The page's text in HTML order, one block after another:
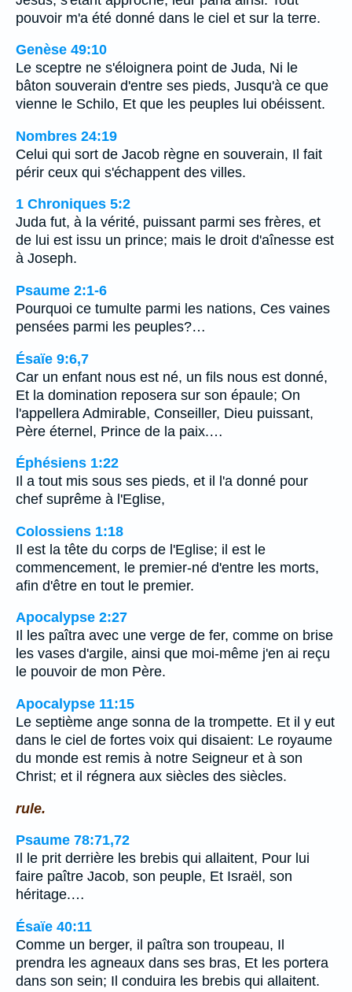
pouvoir m'a été donné dans le ciel et sur la terre.
Genèse 49:10
Le sceptre ne s'éloignera point de Juda, Ni le
bâton souverain d'entre ses pieds, Jusqu'à ce que
vienne le Schilo, Et que les peuples lui obéissent.
Nombres 24:19
Celui qui sort de Jacob règne en souverain, Il fait
périr ceux qui s'échappent des villes.
1 Chroniques 5:2
Juda fut, à la vérité, puissant parmi ses frères, et
de lui est issu un prince; mais le droit d'aînesse est
à Joseph.
Psaume 2:1-6
Pourquoi ce tumulte parmi les nations, Ces vaines
pensées parmi les peuples?…
Ésaïe 9:6,7
Car un enfant nous est né, un fils nous est donné,
Et la domination reposera sur son épaule; On
l'appellera Admirable, Conseiller, Dieu puissant,
Père éternel, Prince de la paix.…
Éphésiens 1:22
Il a tout mis sous ses pieds, et il l'a donné pour
chef suprême à l'Eglise,
Colossiens 1:18
Il est la tête du corps de l'Eglise; il est le
commencement, le premier-né d'entre les morts,
afin d'être en tout le premier.
Apocalypse 2:27
Il les paîtra avec une verge de fer, comme on brise
les vases d'argile, ainsi que moi-même j'en ai reçu
le pouvoir de mon Père.
Apocalypse 11:15
Le septième ange sonna de la trompette. Et il y eut
dans le ciel de fortes voix qui disaient: Le royaume
du monde est remis à notre Seigneur et à son
Christ; et il régnera aux siècles des siècles.
rule.
Psaume 78:71,72
Il le prit derrière les brebis qui allaitent, Pour lui
faire paître Jacob, son peuple, Et Israël, son
héritage.…
Ésaïe 40:11
Comme un berger, il paîtra son troupeau, Il
prendra les agneaux dans ses bras, Et les portera
dans son sein; Il conduira les brebis qui allaitent.